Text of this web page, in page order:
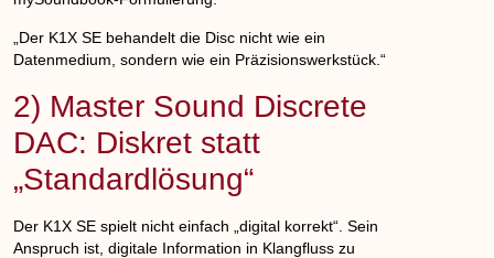
„Der K1X SE behandelt die Disc nicht wie ein
Datenmedium, sondern wie ein Präzisionswerkstück.“
2) Master Sound Discrete
DAC: Diskret statt
„Standardlösung“
Der K1X SE spielt nicht einfach „digital korrekt“. Sein
Anspruch ist, digitale Information in Klangfluss zu